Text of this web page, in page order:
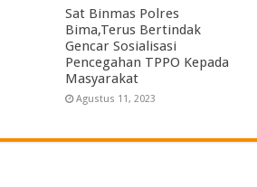
Sat Binmas Polres
Bima,Terus Bertindak
Gencar Sosialisasi
Pencegahan TPPO Kepada
Masyarakat
Agustus 11, 2023